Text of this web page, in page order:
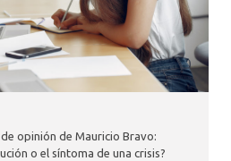
opinión de Mauricio Bravo:
o el síntoma de una crisis?